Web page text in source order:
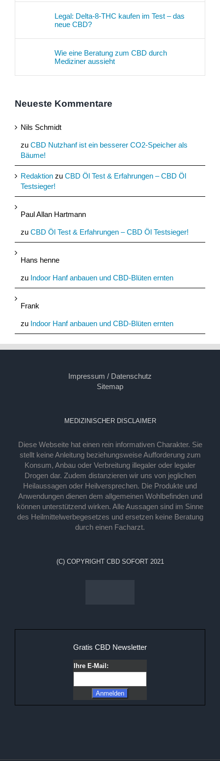
Legal: Delta-8-THC kaufen im Test – das
neue CBD?
Wie eine Beratung zum CBD durch
Mediziner aussieht
Neueste Kommentare
Nils Schmidt
zu CBD Nutzhanf ist ein besserer CO2-Speicher als
Bäume!
Redaktion zu CBD Öl Test & Erfahrungen – CBD Öl
Testsieger!
Paul Allan Hartmann
zu CBD Öl Test & Erfahrungen – CBD Öl Testsieger!
Hans henne
zu Indoor Hanf anbauen und CBD-Blüten ernten
Frank
zu Indoor Hanf anbauen und CBD-Blüten ernten
Impressum / Datenschutz
Sitemap
MEDIZINISCHER DISCLAIMER
Diese Webseite hat einen rein informativen Charakter. Sie
stellt keine Anleitung beziehungsweise Aufforderung zum
Konsum, Anbau oder Verbreitung illegaler oder legaler
Drogen dar. Zudem distanzieren wir uns von jeglichen
Heilaussagen oder Heilversprechen. Die Produkte und
Anwendungen dienen dem allgemeinen Wohlbefinden und
können unterstützend wirken. Alle Aussagen sind im Sinne
des Heilmittelwerbegesetzes und ersetzen keine Beratung
durch einen Facharzt.
(C) COPYRIGHT CBD SOFORT 2021
Gratis CBD Newsletter
Ihre E-Mail: